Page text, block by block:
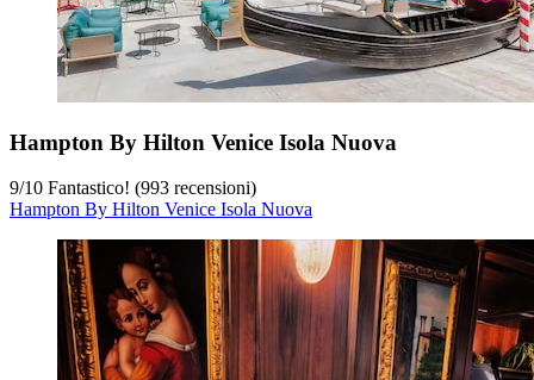
Hampton By Hilton Venice Isola Nuova
9/10 Fantastico! (993 recensioni)
Hampton By Hilton Venice Isola Nuova